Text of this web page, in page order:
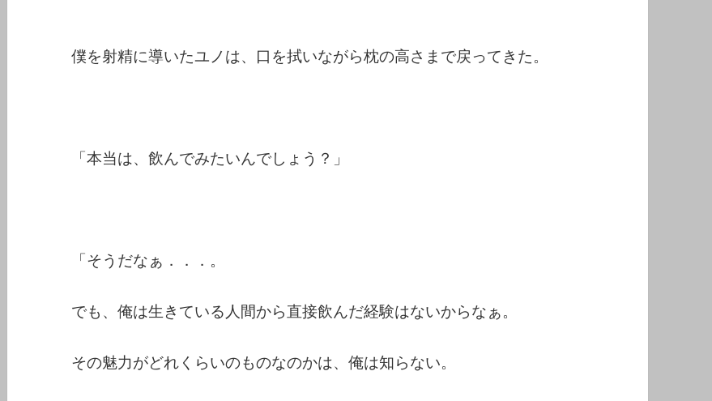
僕を射精に導いたユノは、口を拭いながら枕の高さまで戻ってきた。
「本当は、飲んでみたいんでしょう？」
「そうだなぁ．．．。
でも、俺は生きている人間から直接飲んだ経験はないからなぁ。
その魅力がどれくらいのものなのかは、俺は知らない。